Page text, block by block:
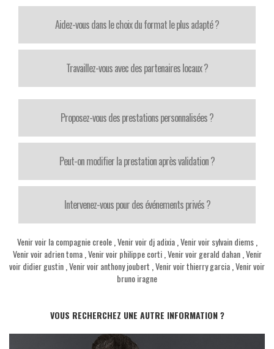
Aidez-vous dans le choix du format le plus adapté ?
Travaillez-vous avec des partenaires locaux ?
Proposez-vous des prestations personnalisées ?
Peut-on modifier la prestation après validation ?
Intervenez-vous pour des événements privés ?
Venir voir la compagnie creole, Venir voir dj adixia, Venir voir sylvain diems,
Venir voir adrien toma, Venir voir philippe corti, Venir voir gerald dahan, Venir
voir didier gustin Venir voir anthony joubert Venir voir thierry garcia Venir voir
bruno iragne
VOUS RECHERCHEZ UNE AUTRE INFORMATION ?